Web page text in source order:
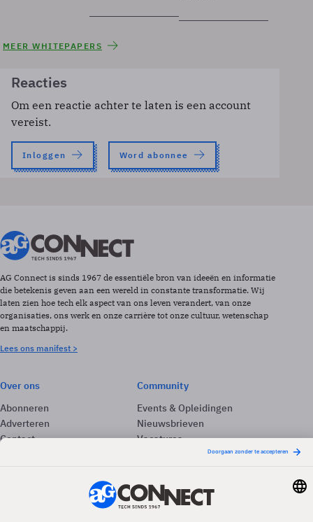
MEER WHITEPAPERS
Reacties
Om een reactie achter te laten is een account
vereist.
Inloggen Word abonnee
AG Connect is sinds 1967 de essentiële bron van ideeën en informatie
die betekenis geven aan een wereld in constante transformatie. Wij
laten zien hoe tech elk aspect van ons leven verandert, van onze
organisaties, ons werk en onze carrière tot onze cultuur, wetenschap
en maatschappij.
Lees ons manifest >
Over ons
Abonneren
Adverteren
Contact
Community
Events & Opleidingen
Nieuwsbrieven
Vacatures